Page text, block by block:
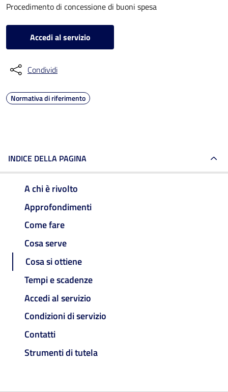
Procedimento di concessione di buoni spesa
Accedi al servizio
Condividi
Normativa di riferimento
INDICE DELLA PAGINA
A chi è rivolto
Approfondimenti
Come fare
Cosa serve
Cosa si ottiene
Tempi e scadenze
Accedi al servizio
Condizioni di servizio
Contatti
Strumenti di tutela